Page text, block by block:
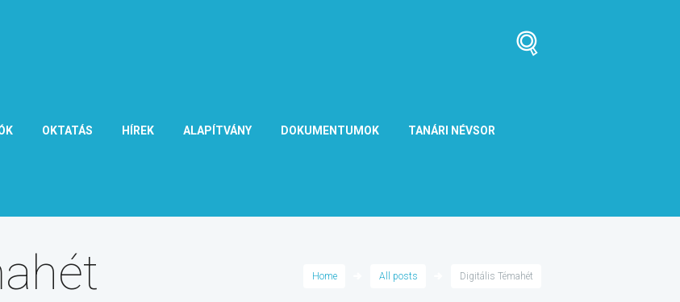
OKTATÁS HÍREK ALAPÍTVÁNY DOKUMENTUMOK TANÁRI NÉVSOR
Home All posts Digitális Témahét